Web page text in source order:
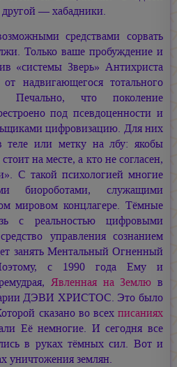
— хабадники.
средствами сорвать
Только ваше пробуждение и
«системы Зверь» Антихриста
надвигающегося тотального
Печально, что поколение
под псевдоценности и
цифровизацию. Для них
или метку на лбу: якобы
на месте, а кто не согласен,
С такой психологией многие
биороботами, служащими
мировом концлагере. Тёмные
с реальностью цифровыми
управления сознанием
занять Ментальный Огненный
с 1990 года Ему и
Явленная на Землю в
ДЭВИ ХРИСТОС. Это было
сказано во всех писаниях
Её немногие. И сегодня все
в руках тёмных сил. Вот и
уничтожения землян.